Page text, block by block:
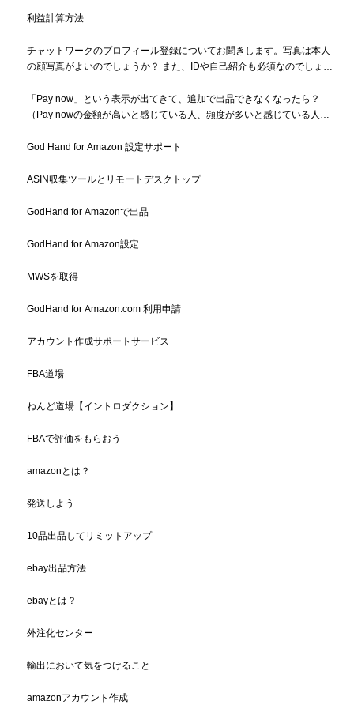
利益計算方法
チャットワークのプロフィール登録についてお聞きします。写真は本人
の顔写真がよいのでしょうか？ また、IDや自己紹介も必須なのでしょう
「Pay now」という表示が出てきて、追加で出品できなくなったら？
（Pay nowの金額が高いと感じている人、頻度が多いと感じている人も
God Hand for Amazon 設定サポート
ASIN収集ツールとリモートデスクトップ
GodHand for Amazonで出品
GodHand for Amazon設定
MWSを取得
GodHand for Amazon.com 利用申請
アカウント作成サポートサービス
FBA道場
ねんど道場【イントロダクション】
FBAで評価をもらおう
amazonとは？
発送しよう
10品出品してリミットアップ
ebay出品方法
ebayとは？
外注化センター
輸出において気をつけること
amazonアカウント作成